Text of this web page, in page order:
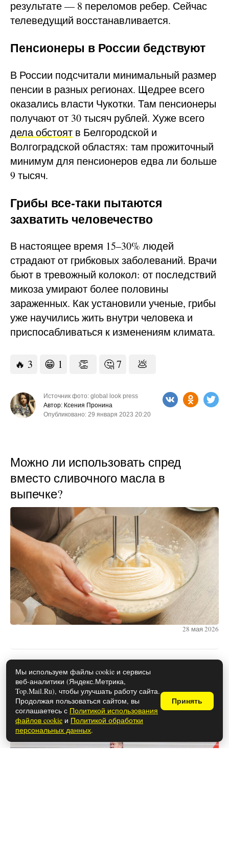
результате — 8 переломов ребер. Сейчас
телеведущий восстанавливается.
Пенсионеры в России бедствуют
В России подсчитали минимальный размер
пенсии в разных регионах. Щедрее всего
оказались власти Чукотки. Там пенсионеры
получают от 30 тысяч рублей. Хуже всего
дела обстоят в Белгородской и
Волгоградской областях: там прожиточный
минимум для пенсионеров едва ли больше
9 тысяч.
Грибы все-таки пытаются
захватить человечество
В настоящее время 15–30% людей
страдают от грибковых заболеваний. Врачи
бьют в тревожный колокол: от последствий
микоза умирают более половины
зараженных. Как установили ученые, грибы
уже научились жить внутри человека и
приспосабливаться к изменениям климата.
🔥 3 😁 1 👏 🤔7 💩
Источник фото: global look press
Автор: Ксения Пронина
Опубликовано: 29 января 2023 20:20
Можно ли использовать спред
вместо сливочного масла в
выпечке?
28 мая 2026
В РЖД приняли решение — к общем
столику больше не подпустят: в
новых вагонах у пассажиров все
будет по-другому
Мы используем файлы cookie и сервисы
веб-аналитики (Яндекс.Метрика,
Top.Mail.Ru), чтобы улучшать работу сайта.
Продолжая пользоваться сайтом, вы
соглашаетесь с Политикой использования
файлов cookie и Политикой обработки
персональных данных.
Принять